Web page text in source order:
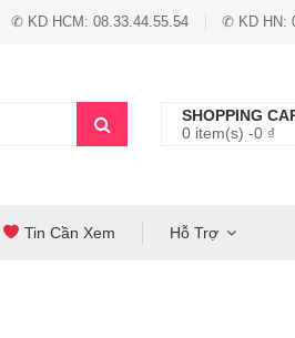
✆ KD HCM: 08.33.44.55.54 ✆ KD HN:
SHOPPING
0 item(s) -0 ₫
Tin Cần Xem Hỗ Trợ